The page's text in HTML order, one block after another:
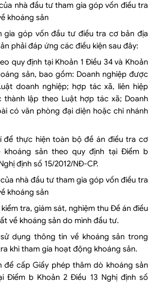
nhà đầu tư tham gia góp vốn điều tra
khoáng sản
gia góp vốn đầu tư điều tra cơ bản địa
phải đáp ứng các điều kiện sau đây:
quy định tại Khoản 1 Điều 34 và Khoản
sản, bao gồm: Doanh nghiệp được
doanh nghiệp; hợp tác xã, liên hiệp
lập theo Luật hợp tác xã; Doanh
có văn phòng đại diện hoặc chi nhánh
để thực hiện toàn bộ đề án điều tra cơ
khoáng sản theo quy định tại Điểm b
định số 15/2012/NĐ-CP.
nhà đầu tư tham gia góp vốn điều tra
khoáng sản
tra, giám sát, nghiệm thu Đề án điều
về khoáng sản do mình đầu tư.
dụng thông tin về khoáng sản trong
khi tham gia hoạt động khoáng sản.
để cấp Giấy phép thăm dò khoáng sản
Điểm b Khoản 2 Điều 13 Nghị định số